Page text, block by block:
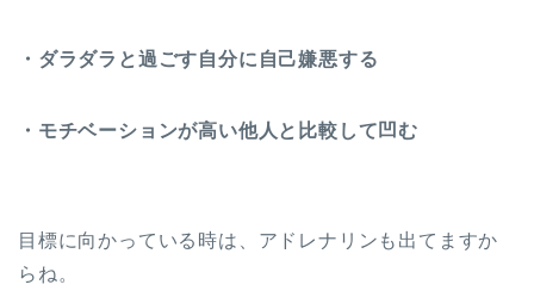
・ダラダラと過ごす自分に自己嫌悪する
・モチベーションが高い他人と比較して凹む
目標に向かっている時は、アドレナリンも出てますか
らね。